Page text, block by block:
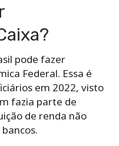
pode fazer
Federal. Essa é
em 2022, visto
fazia parte de
de renda não